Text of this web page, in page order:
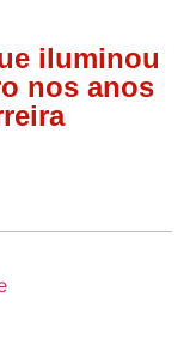
iluminou
nos anos